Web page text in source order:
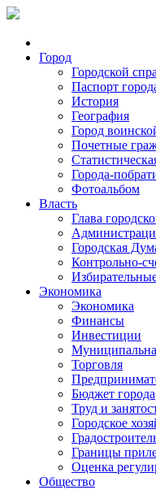
Город
Городской
Паспорт
История
География
Город
Почетные
Города-
Фотоальбом
Власть
Глава
Городская
Контрольно-
Экономика
Экономика
Финансы
Инвестиции
Торговля
Бюджет города
Труд и
Городское
Границы
Оценка
Общество